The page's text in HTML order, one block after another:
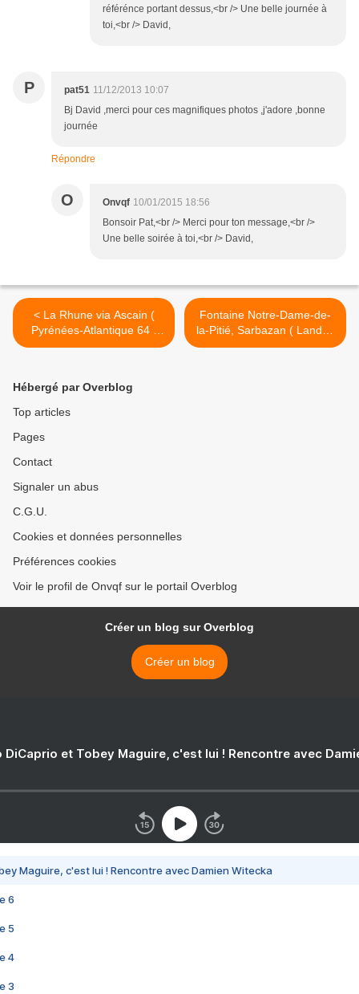
référénce portant dessus,<br /> Une belle journée à
toi,<br /> David,
P pat51 11/12/2013 10:07
Bj David ,merci pour ces magnifiques photos ,j'adore ,bonne
journée
Répondre
O Onvqf 10/01/2015 18:56
Bonsoir Pat,<br /> Merci pour ton message,<br />
Une belle soirée à toi,<br /> David,
< La Rhune via Ascain (
Pyrénées-Atlantique 64 )
Rando AA
Fontaine Notre-Dame-de-
la-Pitié, Sarbazan ( Landes
40 ) A >
Hébergé par Overblog
Top articles
Pages
Contact
Signaler un abus
C.G.U.
Cookies et données personnelles
Préférences cookies
Voir le profil de Onvqf sur le portail Overblog
Créer un blog sur Overblog
Créer un blog
DiCaprio et Tobey Maguire, c'est lui ! Rencontre avec
Maguire, c'est lui ! Rencontre avec Damien Witecka
6
5
4
3